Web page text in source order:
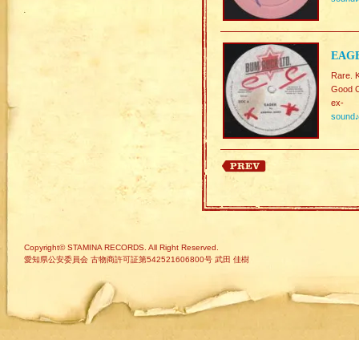
Rare.
Good
ex-
sound♪
Copyright© STAMINA RECORDS. All Right Reserved.
愛知県公安委員会 古物商許可証第542521606800号 武田 佳樹